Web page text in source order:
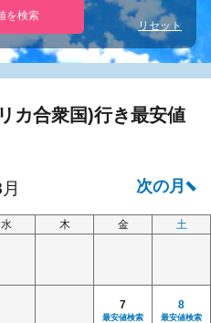
を検索
リセット
カ合衆国)行き最安値
水 木 金 土
7
最安値検索
8
最安値検索